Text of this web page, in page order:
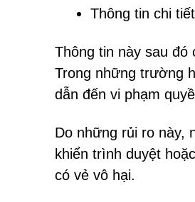
Thông tin chi
Thông tin này sau
Trong những trường
dẫn đến vi phạm
Do những rủi ro này,
khiển trình duyệt
có vẻ vô hại.